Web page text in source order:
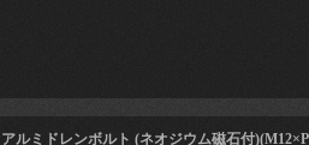
アルミドレンボルト (ネオジウム磁石付